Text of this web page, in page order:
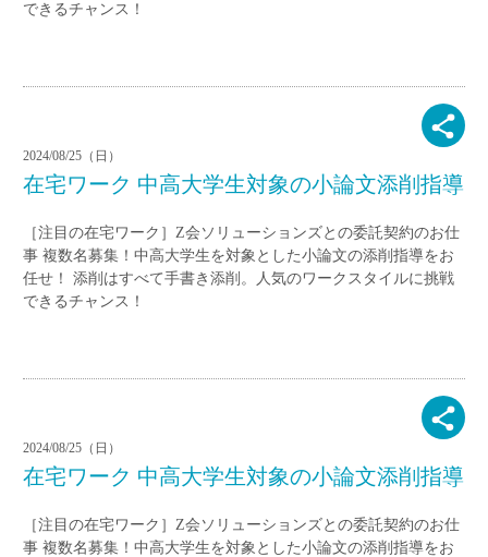
できるチャンス！
2024/08/25（日）
在宅ワーク 中高大学生対象の小論文添削指導
［注目の在宅ワーク］Z会ソリューションズとの委託契約のお仕
事 複数名募集！中高大学生を対象とした小論文の添削指導をお
任せ！ 添削はすべて手書き添削。人気のワークスタイルに挑戦
できるチャンス！
2024/08/25（日）
在宅ワーク 中高大学生対象の小論文添削指導
［注目の在宅ワーク］Z会ソリューションズとの委託契約のお仕
事 複数名募集！中高大学生を対象とした小論文の添削指導をお